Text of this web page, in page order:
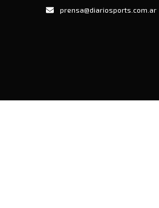
prensa@diariosports.com.ar